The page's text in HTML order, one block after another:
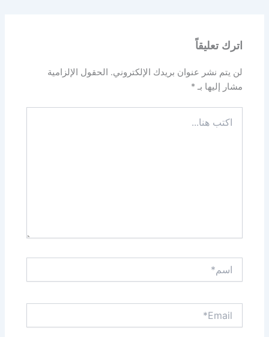
اترك تعليقاً
لن يتم نشر عنوان بريدك الإلكتروني.
الحقول الإلزامية
مشار إليها بـ*
هنا...